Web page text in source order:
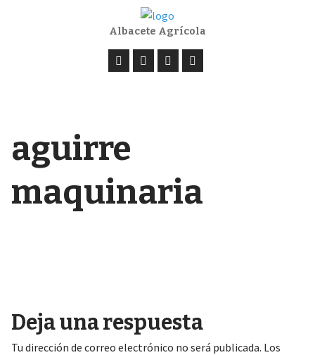
Albacete Agrícola
aguirre
maquinaria
Deja una respuesta
Tu dirección de correo electrónico no será publicada. Los